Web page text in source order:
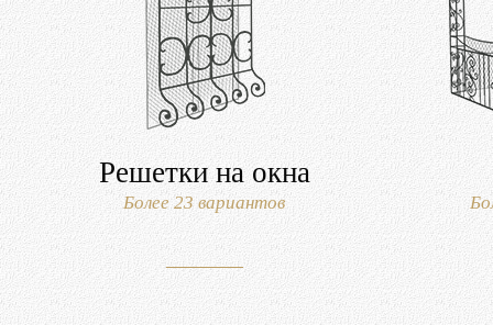
Решетки на окна
Более 23 вариантов